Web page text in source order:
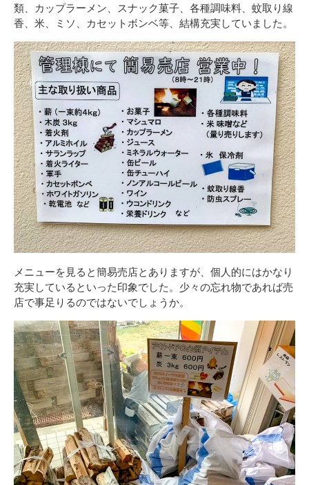
類、カップラーメン、スナック菓子、各種調味料、蚊取り線
香、米、ミソ、カセットボンベ等、結構充実していました。
メニューを見ると簡易売店とありますが、個人的にはかなり
充実しているといった印象でした。少々の忘れ物であれば売
店で事足りるのではないでしょうか。